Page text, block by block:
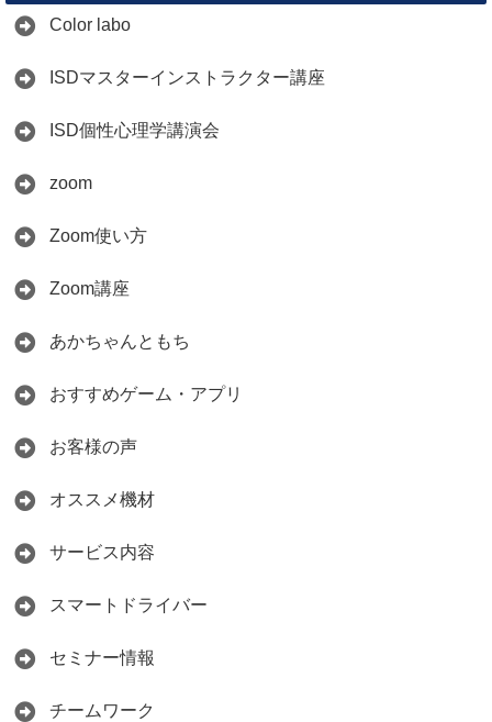
Color labo
ISDマスターインストラクター講座
ISD個性心理学講演会
zoom
Zoom使い方
Zoom講座
あかちゃんともち
おすすめゲーム・アプリ
お客様の声
オススメ機材
サービス内容
スマートドライバー
セミナー情報
チームワーク